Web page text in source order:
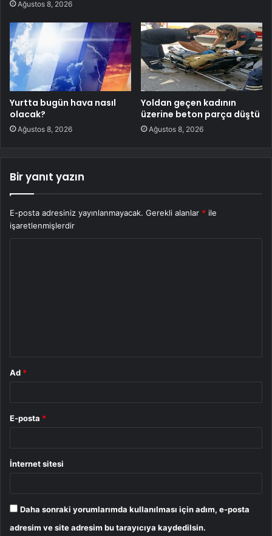
Ağustos 8, 2026
Yurtta bugün hava nasıl
olacak?
Ağustos 8, 2026
Yoldan geçen kadının
üzerine beton parça düştü
Ağustos 8, 2026
Bir yanıt yazın
E-posta adresiniz yayınlanmayacak. Gerekli alanlar * ile
işaretlenmişlerdir
Ad *
E-posta *
İnternet sitesi
Daha sonraki yorumlarımda kullanılması için adım, e-posta
adresim ve site adresim bu tarayıcıya kaydedilsin.